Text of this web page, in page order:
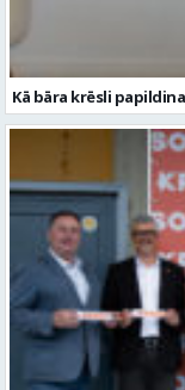
KRASO stiprina
Valmierā